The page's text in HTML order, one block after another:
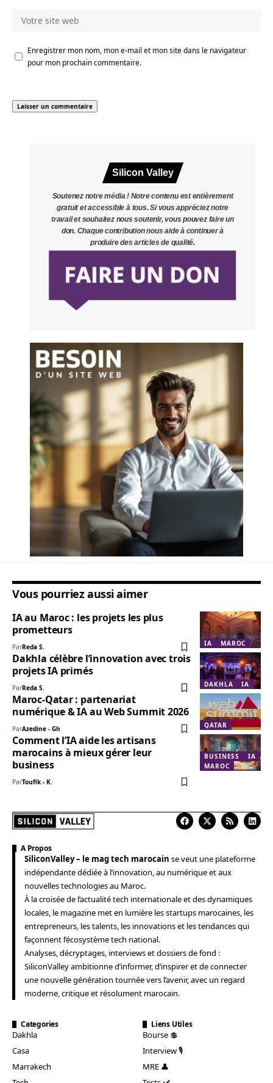
Enregistrer mon nom, mon e-mail et mon site dans le navigateur
pour mon prochain commentaire.
Silicon Valley
Soutenez notre média ! Notre contenu est entièrement
gratuit et accessible à tous. Si vous appréciez notre
travail et souhaitez nous soutenir, vous pouvez faire un
don. Chaque contribution nous aide à continuer à
produire des articles de qualité.
Vous pourriez aussi aimer
IA MAROC
IA au Maroc : les projets les plus
prometteurs
ParReda S.
DAKHLA IA
Dakhla célèbre l’innovation avec trois
projets IA primés
ParReda S.
QATAR
Maroc-Qatar : partenariat
numérique & IA au Web Summit 2026
ParAzedine - Gh
BUSINESS
IA
MAROC
Comment l’IA aide les artisans
marocains à mieux gérer leur
business
ParToufik - K.
A Propos
SiliconValley – le mag tech marocain se veut une plateforme
indépendante dédiée à l’innovation, au numérique et aux
nouvelles technologies au Maroc.
À la croisée de l’actualité tech internationale et des dynamiques
locales, le magazine met en lumière les startups marocaines, les
entrepreneurs, les talents, les innovations et les tendances qui
façonnent l’écosystème tech national.
Analyses, décryptages, interviews et dossiers de fond :
SiliconValley ambitionne d’informer, d’inspirer et de connecter
une nouvelle génération tournée vers l’avenir, avec un regard
moderne, critique et résolument marocain.
Categories
Dakhla
Casa
Marrakech
Liens Utiles
Bourse 💲
Interview 🎙️
MRE 👤